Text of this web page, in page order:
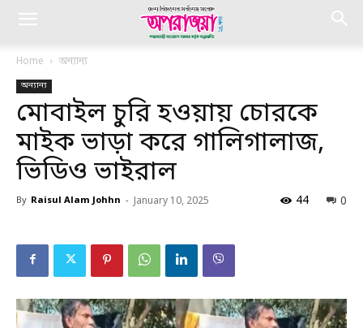
Home অন্যান্য
অন্যান্য
মোবাইল চুরি হওয়ায় চোরকে
মাইক ভাড়া করে গালিগালাজ,
ভিডিও ভাইরাল
By Raisul Alam Johhn - January 10, 2025 0
44